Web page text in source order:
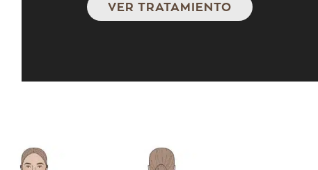
VER TRATAMIENTO